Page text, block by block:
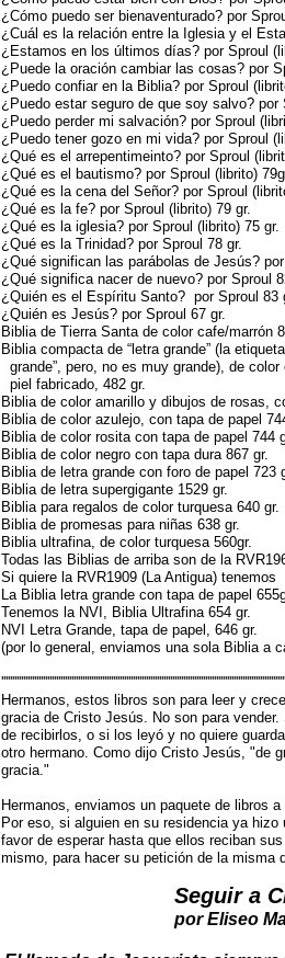
¿Cómo puedo ser bienaventurado? por
¿Cuál es la relación entre la Iglesia y el
¿Estamos en los últimos días? por Sproul
¿Puede la oración cambiar las cosas? por
¿Puedo confiar en la Biblia? por Sproul
¿Puedo estar seguro de que soy salvo? por
¿Puedo perder mi salvación? por Sproul
¿Puedo tener gozo en mi vida? por Sproul
¿Qué es el arrepentimeinto? por Sproul
¿Qué es el bautismo? por Sproul (librito)
¿Qué es la cena del Señor? por Sproul
¿Qué es la fe? por Sproul (librito) 79 gr.
¿Qué es la iglesia? por Sproul (librito) 75 gr.
¿Qué es la Trinidad? por Sproul 78 gr.
¿Qué significan las parábolas de Jesús?
¿Qué significa nacer de nuevo? por Sproul
¿Quién es el Espíritu Santo? por Sproul 83
¿Quién es Jesús? por Sproul 67 gr.
Biblia de Tierra Santa de color cafe/marrón
Biblia compacta de “letra grande” (la
grande”, pero, no es muy grande), de
piel fabricado, 482 gr.
Biblia de color amarillo y dibujos de rosas,
Biblia de color azulejo, con tapa de papel
Biblia de color rosita con tapa de papel 744
Biblia de color negro con tapa dura 867 gr.
Biblia de letra grande con foro de papel 723
Biblia de letra supergigante 1529 gr.
Biblia para regalos de color turquesa 640 gr.
Biblia de promesas para niñas 638 gr.
Biblia ultrafina, de color turquesa 560gr.
Todas las Biblias de arriba son de la
Si quiere la RVR1909 (La Antigua) tenemos
La Biblia letra grande con tapa de papel
Tenemos la NVI, Biblia Ultrafina 654 gr.
NVI Letra Grande, tapa de papel, 646 gr.
(por lo general, enviamos una sola Biblia a
Hermanos, estos libros son para leer y
gracia de Cristo Jesús. No son para
de recibirlos, o si los leyó y no quiere
otro hermano. Como dijo Cristo Jesús, "de
gracia."
Hermanos, enviamos un paquete de libros
Por eso, si alguien en su residencia ya hizo
favor de esperar hasta que ellos reciban
mismo, para hacer su petición de la misma
Seguir a
por Eliseo